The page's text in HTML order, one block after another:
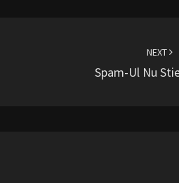
NEXT
Spam-Ul Nu